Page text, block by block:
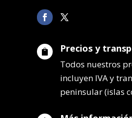
 Precios y
Todos nuestros
incluyen IVA y
peninsular (islas